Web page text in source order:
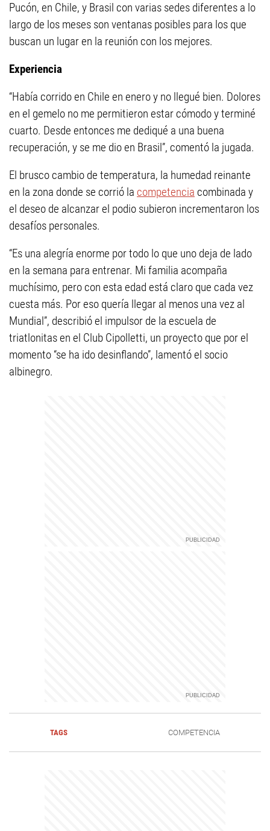
Pucón, en Chile, y Brasil con varias sedes diferentes a lo
largo de los meses son ventanas posibles para los que
buscan un lugar en la reunión con los mejores.
Experiencia
“Había corrido en Chile en enero y no llegué bien. Dolores
en el gemelo no me permitieron estar cómodo y terminé
cuarto. Desde entonces me dediqué a una buena
recuperación, y se me dio en Brasil”, comentó la jugada.
El brusco cambio de temperatura, la humedad reinante
en la zona donde se corrió la competencia combinada y
el deseo de alcanzar el podio subieron incrementaron los
desafíos personales.
“Es una alegría enorme por todo lo que uno deja de lado
en la semana para entrenar. Mi familia acompaña
muchísimo, pero con esta edad está claro que cada vez
cuesta más. Por eso quería llegar al menos una vez al
Mundial”, describió el impulsor de la escuela de
triatlonitas en el Club Cipolletti, un proyecto que por el
momento “se ha ido desinflando”, lamentó el socio
albinegro.
TAGS COMPETENCIA